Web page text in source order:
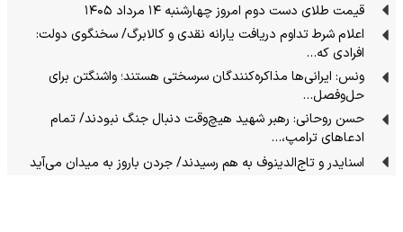
قیمت طلای دست دوم امروز چهارشنبه ۱۴ مرداد ۱۴۰۵
اعلام شرط تداوم دریافت یارانه نقدی و کالابرگ/ سخنگوی دولت:
افرادی که…
ونس: ایرانی‌ها مذاکره‌کنندگان سرسختی هستند؛ واشنگتن برای
حل‌وفصل…
حسن روحانی: رهبر شهید هیچ‌وقت دنبال جنگ نبودند/ تمام
ادعاهای ترامپ،…
اسنایدر و تاج‌الدینوف به هم رسیدند/ جردن باروز به میدان می‌آید